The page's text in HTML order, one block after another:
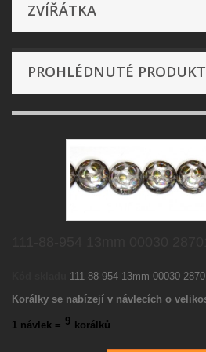
ZVÍŘÁTKA
PROHLÉDNUTÉ
111-88-954 13mm 00030
Korálky se nabízejí v návlecích o
1 návlek = 9 korálků